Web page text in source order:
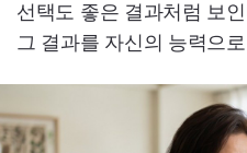
선택도 좋은 결과처럼 보
그 결과를 자신의 능력으